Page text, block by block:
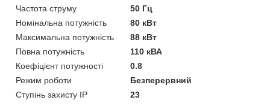
Частота струму
50 Гц
Номінальна потужність
80 кВт
Максимальна потужність
88 кВт
Повна потужність
110 кВА
Коефіцієнт потужності
0.8
Режим роботи
Безперервний
Ступінь захисту IP
23